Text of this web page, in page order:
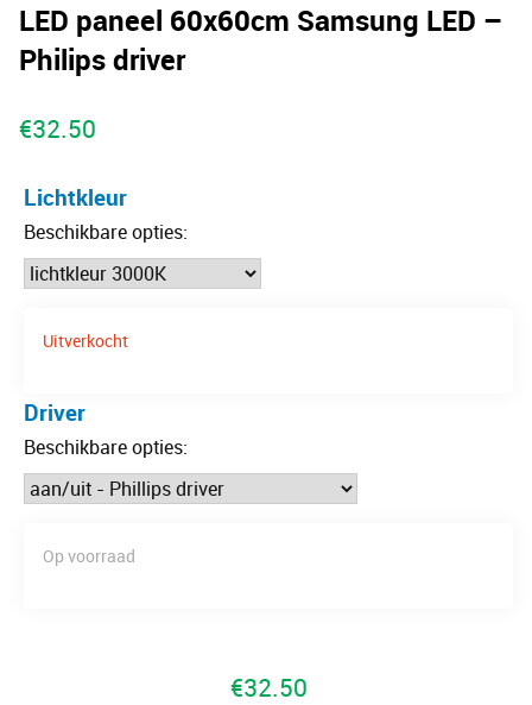
LED paneel 60x60cm Samsung LED –
Philips driver
€32.50
Lichtkleur
Beschikbare opties:
Uitverkocht
Driver
Beschikbare opties:
Op voorraad
€32.50